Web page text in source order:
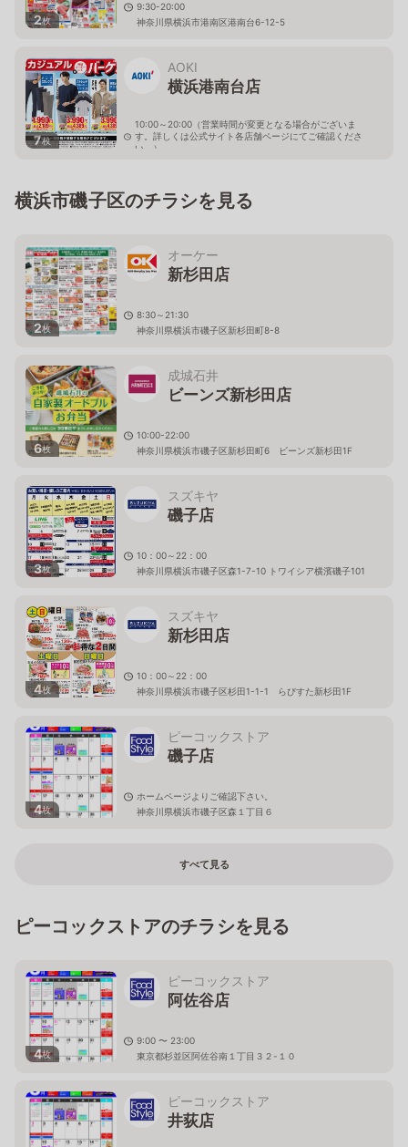
2枚
9:30-20:00
神奈川県横浜市港南区港南台6-12-5
7枚
AOKI
横浜港南台店
10:00～20:00（営業時間が変更となる場合がございま
す。詳しくは公式サイト各店舗ページにてご確認くださ
い。）
横浜市磯子区のチラシを見る
2枚
オーケー
新杉田店
8:30～21:30
神奈川県横浜市磯子区新杉田町8-8
6枚
成城石井
ビーンズ新杉田店
10:00-22:00
神奈川県横浜市磯子区新杉田町6 ビーンズ新杉田1F
3枚
スズキヤ
磯子店
10：00～22：00
神奈川県横浜市磯子区森1-7-10 トワイシア横濱磯子101
4枚
スズキヤ
新杉田店
10：00～22：00
神奈川県横浜市磯子区杉田1-1-1 らびすた新杉田1F
4枚
ピーコックストア
磯子店
ホームページよりご確認下さい。
神奈川県横浜市磯子区森１丁目６
すべて見る
ピーコックストアのチラシを見る
4枚
ピーコックストア
阿佐谷店
9:00 〜 23:00
東京都杉並区阿佐谷南１丁目３２-１０
ピーコックストア
井荻店